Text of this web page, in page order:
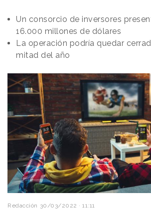
Un consorcio de inversores
16.000 millones de dólares
La operación podría quedar
mitad del año
Redacción 30/03/2022 · 11:11